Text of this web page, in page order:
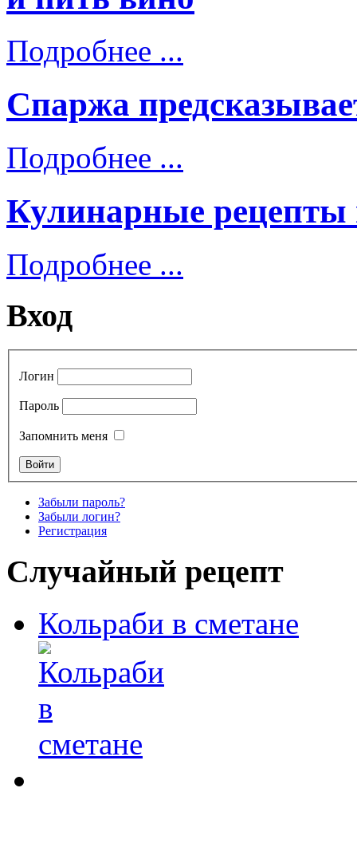
Подробнее ...
Спаржа
Подробнее ...
Кулинарные
Подробнее ...
Вход
Логин
Пароль
Запомнить меня
Забыли пароль?
Забыли логин?
Регистрация
Случайный рецепт
Кольраби в сметане